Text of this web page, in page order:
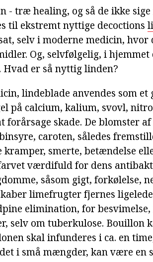
- træ healing, og så de ikke
til ekstremt nyttige decoctions
selv i moderne medicin,
Og, selvfølgelig, i
er så nyttig linden?
lindeblade anvendes som
på calcium, kalium, svovl,
forårsage skade. De blomster
caroten, således
kramper, smerte, betændelse
værdifuld for dens
såsom gigt, forkølelse,
limefrugter fjernes
elimination, for
selv om tuberkulose. Bouillon
skal infunderes i ca. en
i små mængder, kan være en